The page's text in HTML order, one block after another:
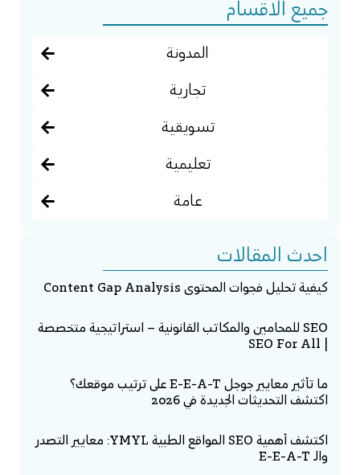
جميع الاقسام
المدونة
تجارية
تسويقية
تعليمية
عامة
احدث المقالات
كيفية تحليل فجوات المحتوى Content Gap Analysis
SEO للمحامين والمكاتب القانونية – استراتيجية متخصصة
ما تأثير معايير جوجل E-E-A-T على ترتيب موقعك؟
اكتشف التحديثات الجديدة في 2026
اكتشف أهمية SEO المواقع الطبية YMYL: معايير التصدر
والـ E-E-A-T